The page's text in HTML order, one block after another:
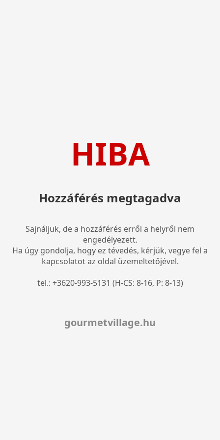
HIBA
Hozzáférés megtagadva
Sajnáljuk, de a hozzáférés erről a helyről nem
engedélyezett.
Ha úgy gondolja, hogy ez tévedés, kérjük, vegye fel a
kapcsolatot az oldal üzemeltetőjével.
tel.: +3620-993-5131 (H-CS: 8-16, P: 8-13)
gourmetvillage.hu